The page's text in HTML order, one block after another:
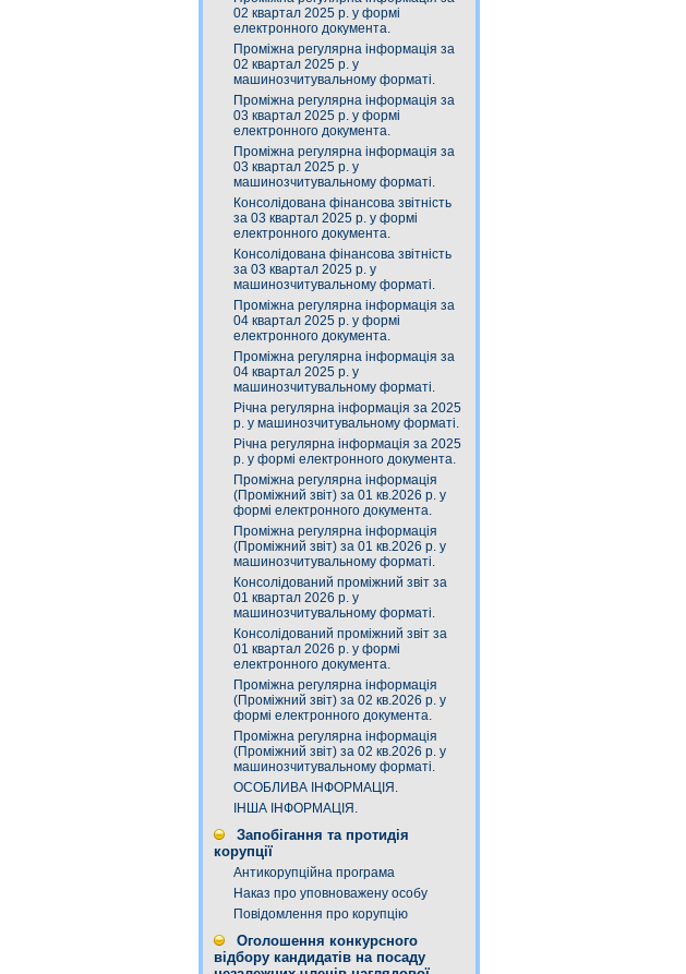
02 квартал 2025 р. у формі
електронного документа.
Проміжна регулярна інформація за
02 квартал 2025 р. у
машинозчитувальному форматі.
Проміжна регулярна інформація за
03 квартал 2025 р. у формі
електронного документа.
Проміжна регулярна інформація за
03 квартал 2025 р. у
машинозчитувальному форматі.
Консолідована фінансова звітність
за 03 квартал 2025 р. у формі
електронного документа.
Консолідована фінансова звітність
за 03 квартал 2025 р. у
машинозчитувальному форматі.
Проміжна регулярна інформація за
04 квартал 2025 р. у формі
електронного документа.
Проміжна регулярна інформація за
04 квартал 2025 р. у
машинозчитувальному форматі.
Річна регулярна інформація за 2025
р. у машинозчитувальному форматі.
Річна регулярна інформація за 2025
р. у формі електронного документа.
Проміжна регулярна інформація
(Проміжний звіт) за 01 кв.2026 р. у
формі електронного документа.
Проміжна регулярна інформація
(Проміжний звіт) за 01 кв.2026 р. у
машинозчитувальному форматі.
Консолідований проміжний звіт за
01 квартал 2026 р. у
машинозчитувальному форматі.
Консолідований проміжний звіт за
01 квартал 2026 р. у формі
електронного документа.
Проміжна регулярна інформація
(Проміжний звіт) за 02 кв.2026 р. у
формі електронного документа.
Проміжна регулярна інформація
(Проміжний звіт) за 02 кв.2026 р. у
машинозчитувальному форматі.
ОСОБЛИВА ІНФОРМАЦІЯ.
ІНША ІНФОРМАЦІЯ.
Запобігання та протидія
корупції
Антикорупційна програма
Наказ про уповноважену особу
Повідомлення про корупцію
Оголошення конкурсного
відбору кандидатів на посаду